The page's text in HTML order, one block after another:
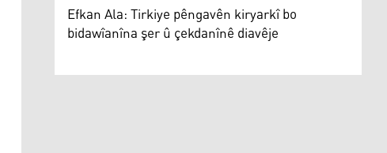
Efkan Ala: Tirkiye pêngavên kiryarkî bo
bidawîanîna şer û çekdanînê diavêje